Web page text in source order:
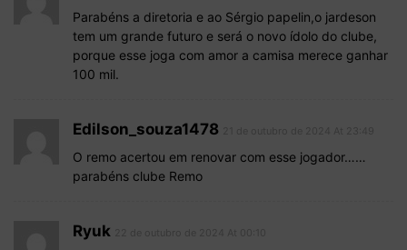
Parabéns a diretoria e ao Sérgio papelin,o jardeson
tem um grande futuro e será o novo ídolo do clube,
porque esse joga com amor a camisa merece ganhar
100 mil.
Edilson_souza1478
O remo acertou em renovar com esse jogador……
parabéns clube Remo
Ryuk